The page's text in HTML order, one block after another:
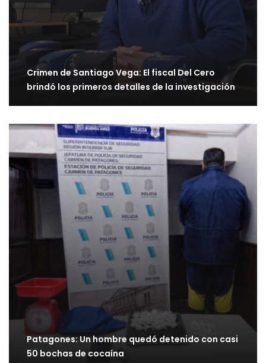
Crimen de Santiago Vega: El fiscal Del Cero
brindó los primeros detalles de la investigación
Patagones: Un hombre quedó detenido con casi
50 bochas de cocaína